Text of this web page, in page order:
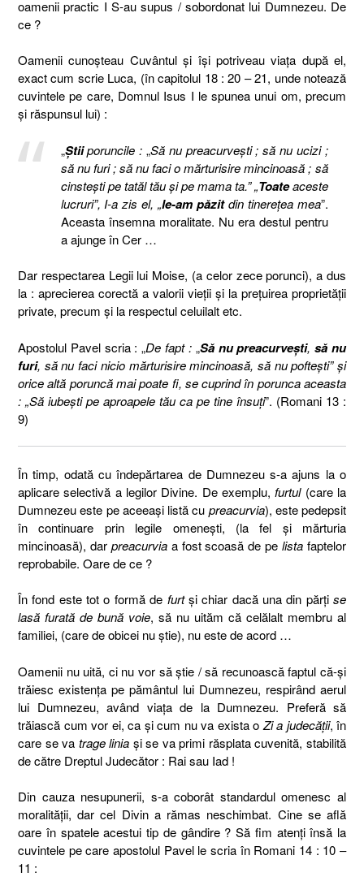
oamenii practic I S-au supus / sobordonat lui Dumnezeu. De
ce ?
Oamenii cunoşteau Cuvântul şi îşi potriveau viaţa după el,
exact cum scrie Luca, (în capitolul 18 : 20 – 21, unde notează
cuvintele pe care, Domnul Isus I le spunea unui om, precum
şi răspunsul lui) :
„Ştiiporuncile : „Să nu preacurveşti ; să nu ucizi ;
să nu furi ; să nu faci o mărturisire mincinoasă ; să
cinsteşti pe tatăl tău şi pe mama ta.” „Toateaceste
lucruri”, I-a zis el, „le-am păzitdin tinereţea mea”.
Aceasta însemna moralitate. Nu era destul pentru
a ajunge în Cer …
Dar respectarea Legii lui Moise, (a celor zece porunci), a dus
la : aprecierea corectă a valorii vieţii şi la preţuirea proprietăţii
private, precum şi la respectul celuilalt etc.
Apostolul Pavel scria : „De fapt :„Să nu preacurveşti,să nu
furi, să nu faci nicio mărturisire mincinoasă, să nu pofteşti” şi
orice altă poruncă mai poate fi, se cuprind în porunca aceasta
: „Să iubeşti pe aproapele tău ca pe tine însuţi”. (Romani 13 :
9)
În timp, odatăcuîndepărtarea de Dumnezeu s-a ajuns lao
aplicare selectivă a legilor Divine. De exemplu,furtul(care la
Dumnezeu este pe aceeaşi listă cu preacurvia), este pedepsit
în continuare prin legile omeneşti, (la fel şi mărturia
mincinoasă), dar preacurvia a fost scoasă de pelista faptelor
reprobabile. Oare de ce ?
În fond este tot o formă de furtşi chiar dacă una din părţi se
lasă furată de bună voie, să nu uităm că celălalt membru al
familiei, (care de obicei nu ştie), nu este de acord …
Oamenii nu uită, ci nu vor să ştie /să recunoască faptulcă-şi
trăiesc existenţa pe pământul lui Dumnezeu, respirând aerul
lui Dumnezeu, având viaţa de la Dumnezeu. Preferă să
trăiască cum vor ei, ca şi cum nu va exista o Zi a judecăţii, în
care se va trage linia şi se va primi răsplata cuvenită, stabilită
de către Dreptul Judecător : Rai sau Iad !
Din cauza nesupunerii, s-a coborât standardul omenesc al
moralităţii, dar cel Divin a rămas neschimbat. Cine se află
oare în spatele acestui tip de gândire ? Să fim atenţi însă la
cuvintele pe care apostolul Pavel le scria în Romani 14 : 10 –
11 :